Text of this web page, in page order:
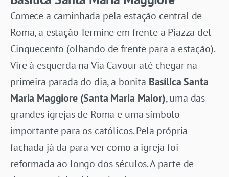
Comece a caminhada pela estação central de
Roma, a estação Termine em frente a Piazza del
Cinquecento (olhando de frente para a estação).
Vire à esquerda na Via Cavour até chegar na
primeira parada do dia, a bonita Basílica Santa
Maria Maggiore (Santa Maria Maior), uma das
grandes igrejas de Roma e uma símbolo
importante para os católicos. Pela própria
fachada já da para ver como a igreja foi
reformada ao longo dos séculos. A parte de